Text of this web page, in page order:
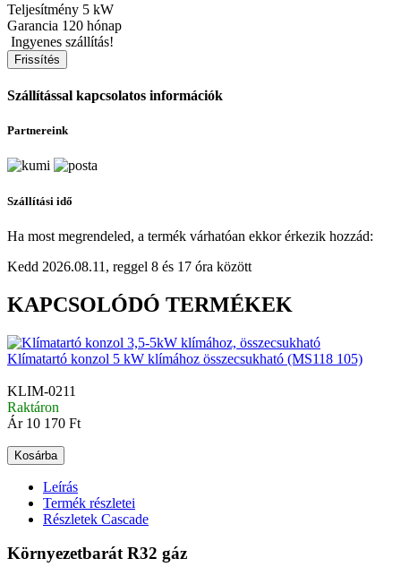
Teljesítmény 5 kW
Garancia 120 hónap
Ingyenes szállítás!
Szállítással kapcsolatos információk
Partnereink
Szállítási idő
Ha most megrendeled, a termék várhatóan ekkor érkezik hozzád:
Kedd 2026.08.11, reggel 8 és 17 óra között
KAPCSOLÓDÓ TERMÉKEK
Klímatartó konzol 5 kW klímához összecsukható (MS118 105)
KLIM-0211
Raktáron
Ár 10 170 Ft
Kosárba
Leírás
Termék részletei
Részletek Cascade
Környezetbarát R32 gáz